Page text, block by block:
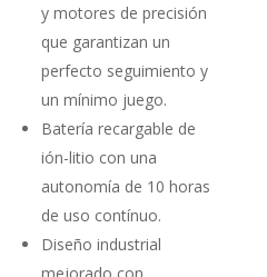
y moto­res de precisión
que garantizan un
perfecto seguimiento y
un mí­nimo juego.
Batería recargable de
ión­-litio con una
autonomía de 10 horas
de uso contínuo.
Diseño industrial